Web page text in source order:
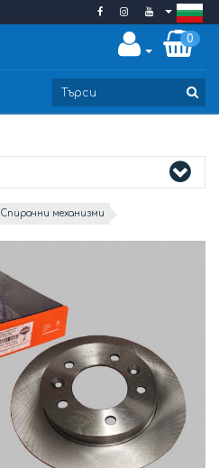
0
Спирачни механизми